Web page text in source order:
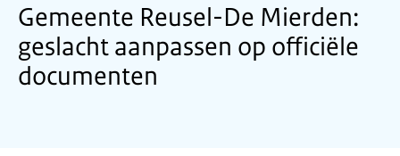
Gemeente Reusel-De Mierden:
geslacht aanpassen op officiële
documenten